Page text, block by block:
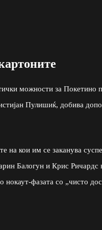
можности за Покетино
Пулишиќ, добива
на кои им се заканува
Балогун и Крис Ричардс
нокаут-фазата со „чисто